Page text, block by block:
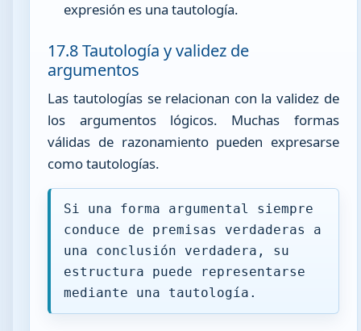
expresión es una tautología.
17.8 Tautología y validez de
argumentos
Las tautologías se relacionan con la validez de
los argumentos lógicos. Muchas formas
válidas de razonamiento pueden expresarse
como tautologías.
Si una forma argumental siempre
conduce de premisas verdaderas a
una conclusión verdadera, su
estructura puede representarse
mediante una tautología.